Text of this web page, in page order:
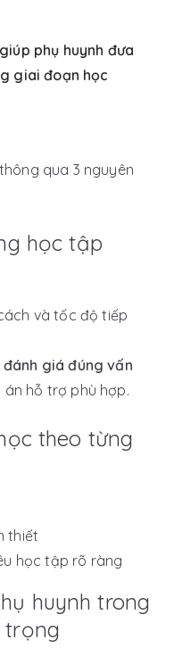
phụ huynh đưa
giai đoạn học
qua 3 nguyên
học tập
và tốc độ tiếp
đánh giá đúng vấn
hỗ trợ phù hợp.
theo từng
thiết
học tập rõ ràng
huynh trong
trọng